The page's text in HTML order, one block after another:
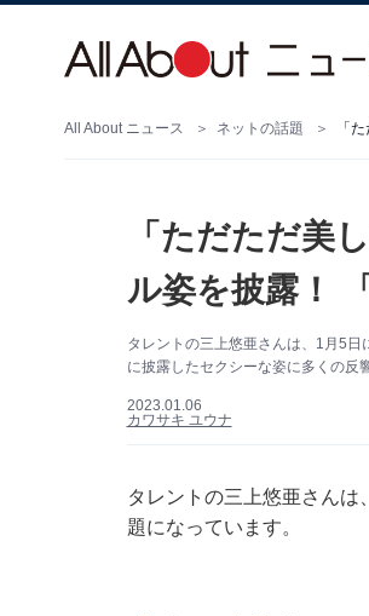
All About ニュース ネットの話題 「
「ただただ美
ル姿を披露！
タレントの三上悠亜さんは、1月5
に披露したセクシーな姿に多くの反
2023.01.06
カワサキ ユウナ
タレントの三上悠亜さん
題になっています。